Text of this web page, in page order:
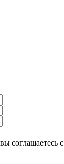
соглашаетесь с